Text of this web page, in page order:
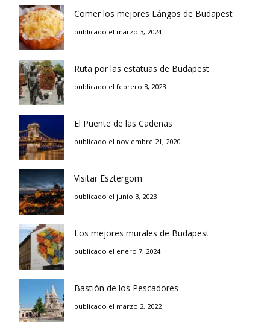
Comer los mejores Lángos de Budapest
publicado el marzo 3, 2024
Ruta por las estatuas de Budapest
publicado el febrero 8, 2023
El Puente de las Cadenas
publicado el noviembre 21, 2020
Visitar Esztergom
publicado el junio 3, 2023
Los mejores murales de Budapest
publicado el enero 7, 2024
Bastión de los Pescadores
publicado el marzo 2, 2022